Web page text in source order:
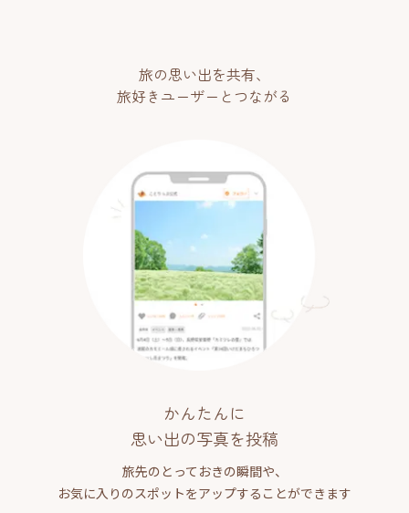
旅の思い出を共有、
旅好きユーザーとつながる
かんたんに
思い出の写真を投稿
旅先のとっておきの瞬間や、
お気に入りのスポットをアップすることができます